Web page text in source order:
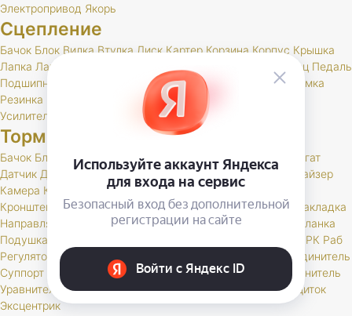
Электропривод Якорь
Сцепление
Бачок Блок Вилка Втулка Диск Картер Корзина Корпус Крышка
Лапка Лапки Палец Педаль
Подшипник
Пружина Пыльник Раб
Рамка
Резинка
Сцепление Толкатель
Усилитель
Шаровая Шланг Шток
Тормоза
Бачок Блок Вакуумный Вал Втулка
Гидроагрегат
Датчик Держатель Диск Жгут Жидкость Звено Иммобилайзер
Камера Клапан Клин Колодка Колодки Колпачок
Кронштейн
Крышка Манжета Маслоотражатель Муфта
Накладка
Направляющая
Обойма Опора Опорный Паста
Планка
Подушка
РК Раб
Регулятор
Резинка
Соединитель
Суппорт
Тормоза Тройник Трос Трубка
Удлинитель
Уравнитель
Цилиндр Чехол Шайба Шланг Штуцер Щит
Щиток
Эксцентрик